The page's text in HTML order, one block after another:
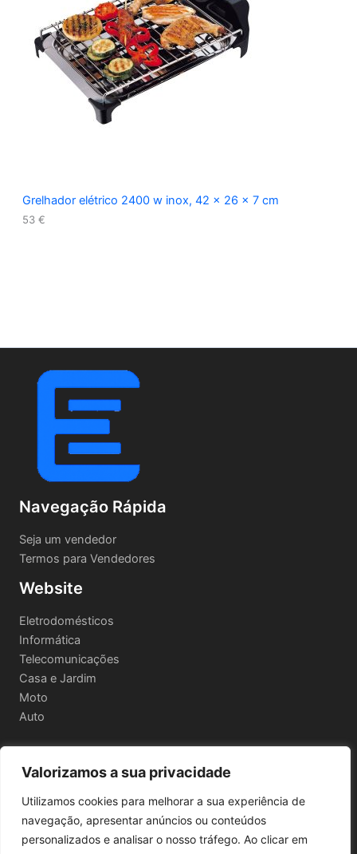
Valorizamos a sua privacidade
Utilizamos cookies para melhorar a sua experiência de
navegação, apresentar anúncios ou conteúdos
personalizados e analisar o nosso tráfego. Ao clicar em
Grelhador elétrico 2400 w inox, 42 x 26 x 7 cm
53 €
Navegação Rápida
Seja um vendedor
Termos para Vendedores
Website
Eletrodomésticos
Informática
Telecomunicações
Casa e Jardim
Moto
Auto
Informações Legais
Política de privacidade
Termos e Condições